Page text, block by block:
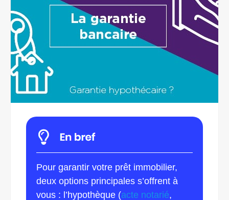
Pour garantir votre prêt immobilier,
deux options principales s’offrent à
vous : l’hypothèque (acte notarié,